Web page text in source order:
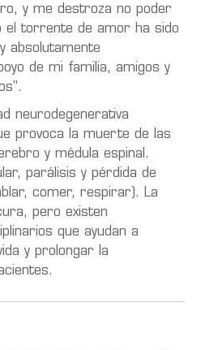
y me destroza no poder
torrente de amor ha sido
absolutamente
de mi familia, amigos y
neurodegenerativa
provoca la muerte de las
y médula espinal.
parálisis y pérdida de
comer, respirar). La
pero existen
que ayudan a
y prolongar la